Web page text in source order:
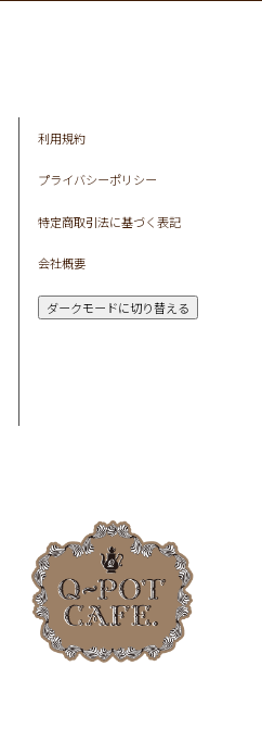
利用規約
プライバシーポリシー
特定商取引法に基づく表記
会社概要
ダークモードに切り替える